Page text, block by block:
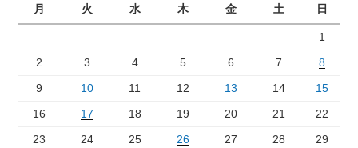
月
火 水 木 金 土 日
1
2
3 4 5 6 7
8
9
10 11 12 13 14
15
16
17 18 19 20 21
22
23
24 25 26 27 28
29